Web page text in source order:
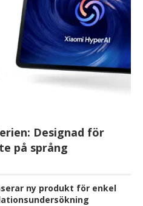
Designad för
på språng
ny produkt för enkel